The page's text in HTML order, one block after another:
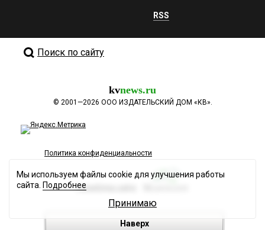
RSS
Поиск по сайту
kvnews.ru
© 2001—2026 ООО ИЗДАТЕЛЬСКИЙ ДОМ «КВ».
Политика конфиденциальности
Разработка сайта
Наверх
Мы используем файлы cookie для улучшения работы
сайта. Подробнее
Принимаю